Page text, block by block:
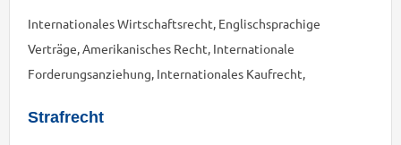
Internationales Wirtschaftsrecht, Englischsprachige
Verträge, Amerikanisches Recht, Internationale
Forderungsanziehung, Internationales Kaufrecht,
Strafrecht